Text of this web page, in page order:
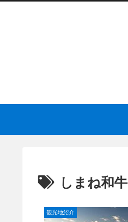
しまね和牛
観光地紹介